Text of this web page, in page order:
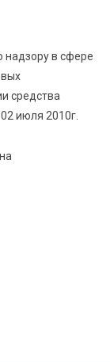
надзору в сфере
средства
июля 2010г.